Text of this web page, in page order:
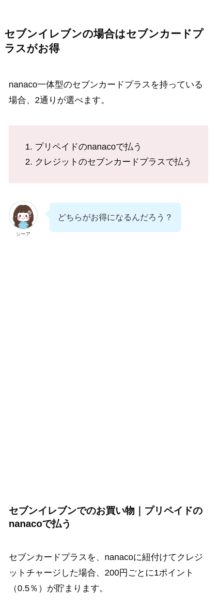
セブンイレブンの場合はセブンカードプ
ラスがお得
nanaco一体型のセブンカードプラスを持っている
場合、2通りが選べます。
プリペイドのnanacoで払う
クレジットのセブンカードプラスで払う
シーア
どちらがお得になるんだろう？
セブンイレブンでのお買い物｜プリペイドの
nanacoで払う
セブンカードプラスを、nanacoに紐付けてクレジ
ットチャージした場合、200円ごとに1ポイント
（0.5％）が貯まります。